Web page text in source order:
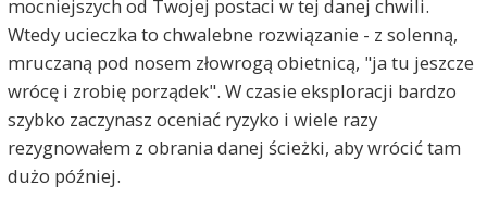
mocniejszych od Twojej postaci w tej danej chwili.
Wtedy ucieczka to chwalebne rozwiązanie - z solenną,
mruczaną pod nosem złowrogą obietnicą, "ja tu jeszcze
wrócę i zrobię porządek". W czasie eksploracji bardzo
szybko zaczynasz oceniać ryzyko i wiele razy
rezygnowałem z obrania danej ścieżki, aby wrócić tam
dużo później.